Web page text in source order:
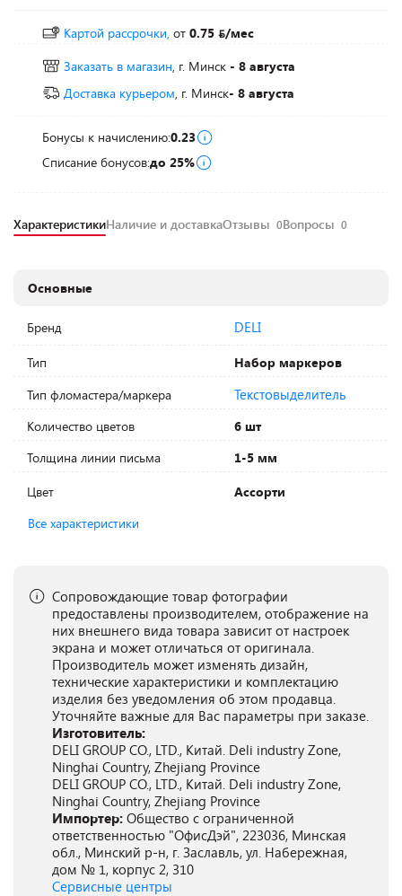
Картой рассрочки, от 0.75
/мес
Заказать в магазин, г. Минск - 8 августа
Доставка курьером, г. Минск- 8 августа
Бонусы к начислению:0.23
Списание бонусов:до 25%
ХарактеристикиНаличие и доставкаОтзывы 0Вопросы 0
Основные
Бренд DELI
Тип
Набор маркеров
Тип фломастера/маркера
Текстовыделитель
Количество цветов
6 шт
Толщина линии письма
1-5 мм
Цвет
Ассорти
Все характеристики
Сопровождающие товар фотографии
предоставлены производителем, отображение на
них внешнего вида товара зависит от настроек
экрана и может отличаться от оригинала.
Производитель может изменять дизайн,
технические характеристики и комплектацию
изделия без уведомления об этом продавца.
Уточняйте важные для Вас параметры при заказе.
Изготовитель:
DELI GROUP CO., LTD., Китай. Deli industry Zone,
Ninghai Country, Zhejiang Province
DELI GROUP CO., LTD., Китай. Deli industry Zone,
Ninghai Country, Zhejiang Province
Импортер: Общество с ограниченной
ответственностью "ОфисДэй", 223036, Минская
обл., Минский р-н, г. Заславль, ул. Набережная,
дом № 1, корпус 2, 310
Сервисные центры